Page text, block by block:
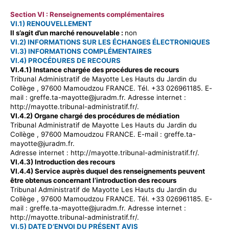
Section VI : Renseignements complémentaires
VI.1) RENOUVELLEMENT
Il s’agit d’un marché renouvelable : non
VI.2) INFORMATIONS SUR LES ÉCHANGES ÉLECTRONIQUES
VI.3) INFORMATIONS COMPLÉMENTAIRES
VI.4) PROCÉDURES DE RECOURS
VI.4.1) Instance chargée des procédures de recours
Tribunal Administratif de Mayotte Les Hauts du Jardin du
Collège , 97600 Mamoudzou FRANCE. Tél. +33 026961185. E-
mail : greffe.ta-mayotte@juradm.fr. Adresse internet :
http://mayotte.tribunal-administratif.fr/.
VI.4.2) Organe chargé des procédures de médiation
Tribunal Administratif de Mayotte Les Hauts du Jardin du
Collège , 97600 Mamoudzou FRANCE. E-mail : greffe.ta-
mayotte@juradm.fr.
Adresse internet : http://mayotte.tribunal-administratif.fr/.
VI.4.3) Introduction des recours
VI.4.4) Service auprès duquel des renseignements peuvent
être obtenus concernant l’introduction des recours
Tribunal Administratif de Mayotte Les Hauts du Jardin du
Collège , 97600 Mamoudzou FRANCE. Tél. +33 026961185. E-
mail : greffe.ta-mayotte@juradm.fr. Adresse internet :
http://mayotte.tribunal-administratif.fr/.
VI.5) DATE D’ENVOI DU PRÉSENT AVIS